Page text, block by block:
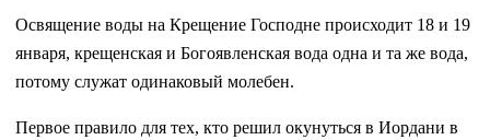
Освящение воды на Крещение Господне происходит 18 и 19
января, крещенская и Богоявленская вода одна и та же вода,
потому служат одинаковый молебен.
Первое правило для тех, кто решил окунуться в Иордани в